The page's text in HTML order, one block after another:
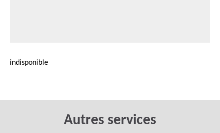
indisponible
Autres services